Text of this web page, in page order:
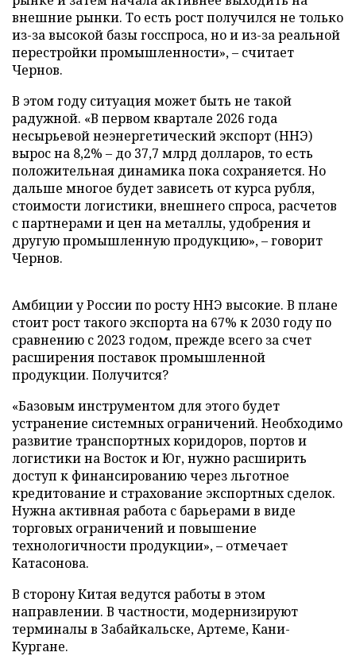
внешние рынки. То есть рост получился не только
из-за высокой базы госспроса, но и из-за реальной
перестройки промышленности», – считает
Чернов.
В этом году ситуация может быть не такой
радужной. «В первом квартале 2026 года
несырьевой неэнергетический экспорт (ННЭ)
вырос на 8,2% – до 37,7 млрд долларов, то есть
положительная динамика пока сохраняется. Но
дальше многое будет зависеть от курса рубля,
стоимости логистики, внешнего спроса, расчетов
с партнерами и цен на металлы, удобрения и
другую промышленную продукцию», – говорит
Чернов.
Амбиции у России по росту ННЭ высокие. В плане
стоит рост такого экспорта на 67% к 2030 году по
сравнению с 2023 годом, прежде всего за счет
расширения поставок промышленной
продукции. Получится?
«Базовым инструментом для этого будет
устранение системных ограничений. Необходимо
развитие транспортных коридоров, портов и
логистики на Восток и Юг, нужно расширить
доступ к финансированию через льготное
кредитование и страхование экспортных сделок.
Нужна активная работа с барьерами в виде
торговых ограничений и повышение
технологичности продукции», – отмечает
Катасонова.
В сторону Китая ведутся работы в этом
направлении. В частности, модернизируют
терминалы в Забайкальске, Артеме, Кани-
Кургане.